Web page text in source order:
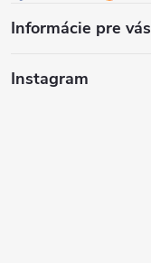
e
Informácie pre vás
Instagram